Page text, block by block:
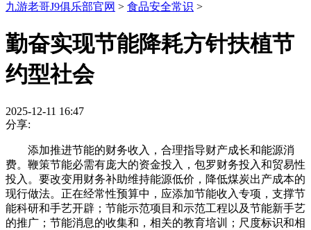
九游老哥J9俱乐部官网 > 食品安全常识 >
勤奋实现节能降耗方针扶植节
约型社会
2025-12-11 16:47
分享:
添加推进节能的财务收入，合理指导财产成长和能源消
费。鞭策节能必需有庞大的资金投入，包罗财务投入和贸易性
投入。要改变用财务补助维持能源低价，降低煤炭出产成本的
现行做法。正在经常性预算中，应添加节能收入专项，支撑节
能科研和手艺开辟；节能示范项目和示范工程以及节能新手艺
的推广；节能消息的收集和，相关的教育培训；尺度标识和相